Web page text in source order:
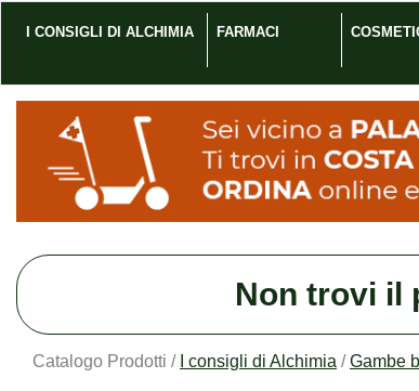
I CONSIGLI DI ALCHIMIA FARMACI
Non trovi il
Catalogo Prodotti / I consigli di Alchimia /Gambe